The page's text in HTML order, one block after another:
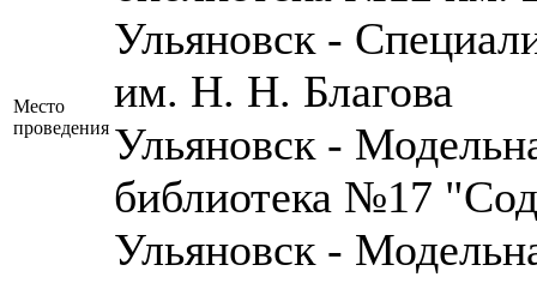
Место
проведения
Ульяновск -
им. Н. Н. Благова
Ульяновск -
библиотека №17
Ульяновск -